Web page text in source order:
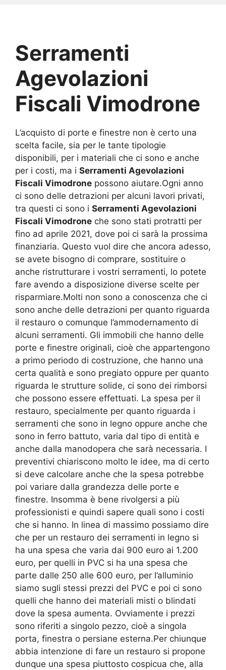
Serramenti
Agevolazioni
Fiscali Vimodrone
L’acquisto di porte e finestre non è certo una
scelta facile, sia per le tante tipologie
disponibili, per i materiali che ci sono e anche
per i costi, ma i Serramenti Agevolazioni
Fiscali Vimodrone possono aiutare.Ogni anno
ci sono delle detrazioni per alcuni lavori privati,
tra questi ci sono i Serramenti Agevolazioni
Fiscali Vimodrone che sono stati protratti per
fino ad aprile 2021, dove poi ci sarà la prossima
finanziaria. Questo vuol dire che ancora adesso,
se avete bisogno di comprare, sostituire o
anche ristrutturare i vostri serramenti, lo potete
fare avendo a disposizione diverse scelte per
risparmiare.Molti non sono a conoscenza che ci
sono anche delle detrazioni per quanto riguarda
il restauro o comunque l’ammodernamento di
alcuni serramenti. Gli immobili che hanno delle
porte e finestre originali, cioè che appartengono
a primo periodo di costruzione, che hanno una
certa qualità e sono pregiato oppure per quanto
riguarda le strutture solide, ci sono dei rimborsi
che possono essere effettuati. La spesa per il
restauro, specialmente per quanto riguarda i
serramenti che sono in legno oppure anche che
sono in ferro battuto, varia dal tipo di entità e
anche dalla manodopera che sarà necessaria. I
preventivi chiariscono molto le idee, ma di certo
si deve calcolare anche che la spesa potrebbe
poi variare dalla grandezza delle porte e
finestre. Insomma è bene rivolgersi a più
professionisti e quindi sapere quali sono i costi
che si hanno. In linea di massimo possiamo dire
che per un restauro dei serramenti in legno si
ha una spesa che varia dai 900 euro ai 1.200
euro, per quelli in PVC si ha una spesa che
parte dalle 250 alle 600 euro, per l’alluminio
siamo sugli stessi prezzi del PVC e poi ci sono
quelli che hanno dei materiali misti o blindati
dove la spesa aumenta. Ovviamente i prezzi
sono riferiti a singolo pezzo, cioè a singola
porta, finestra o persiane esterna.Per chiunque
abbia intenzione di fare un restauro si propone
dunque una spesa piuttosto cospicua che, alla